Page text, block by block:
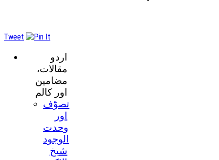
Tweet
اردو
مقالات،
مضامین
اور کالم
تصوّف
اور
وحدت
الوجود
شیخ